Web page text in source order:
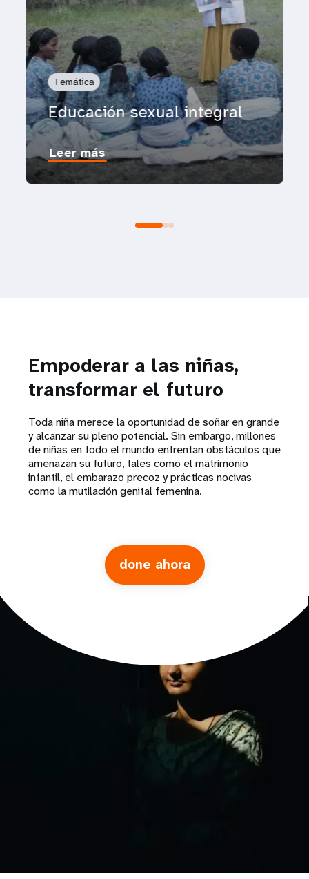
Temática
Educación sexual integral
Leer más
Empoderar a las niñas,
transformar el futuro
Toda niña merece la oportunidad de soñar en grande
y alcanzar su pleno potencial. Sin embargo, millones
de niñas en todo el mundo enfrentan obstáculos que
amenazan su futuro, tales como el matrimonio
infantil, el embarazo precoz y prácticas nocivas
como la mutilación genital femenina.
done ahora